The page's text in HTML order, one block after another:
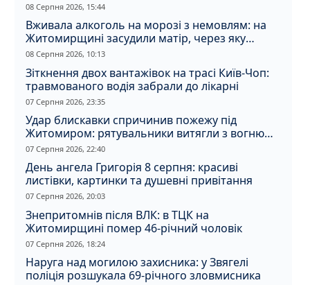
08 Серпня 2026, 15:44
Вживала алкоголь на морозі з немовлям: на
Житомирщині засудили матір, через яку
дитина отримала обмороження
08 Серпня 2026, 10:13
Зіткнення двох вантажівок на трасі Київ-Чоп:
травмованого водія забрали до лікарні
07 Серпня 2026, 23:35
Удар блискавки спричинив пожежу під
Житомиром: рятувальники витягли з вогню
кота
07 Серпня 2026, 22:40
День ангела Григорія 8 серпня: красиві
листівки, картинки та душевні привітання
07 Серпня 2026, 20:03
Знепритомнів після ВЛК: в ТЦК на
Житомирщині помер 46-річний чоловік
07 Серпня 2026, 18:24
Наруга над могилою захисника: у Звягелі
поліція розшукала 69-річного зловмисника